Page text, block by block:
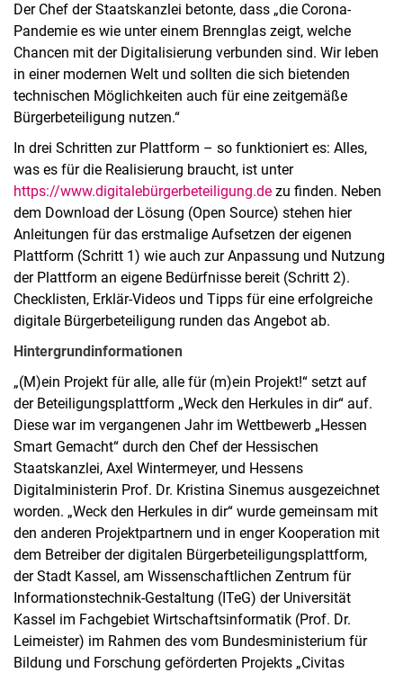
Der Chef der Staatskanzlei betonte, dass „die Corona-
Pandemie es wie unter einem Brennglas zeigt, welche
Chancen mit der Digitalisierung verbunden sind. Wir leben
in einer modernen Welt und sollten die sich bietenden
technischen Möglichkeiten auch für eine zeitgemäße
Bürgerbeteiligung nutzen.“
In drei Schritten zur Plattform – so funktioniert es: Alles,
was es für die Realisierung braucht, ist unter
https://www.digitalebürgerbeteiligung.de zu finden. Neben
dem Download der Lösung (Open Source) stehen hier
Anleitungen für das erstmalige Aufsetzen der eigenen
Plattform (Schritt 1) wie auch zur Anpassung und Nutzung
der Plattform an eigene Bedürfnisse bereit (Schritt 2).
Checklisten, Erklär-Videos und Tipps für eine erfolgreiche
digitale Bürgerbeteiligung runden das Angebot ab.
Hintergrundinformationen
„(M)ein Projekt für alle, alle für (m)ein Projekt!“ setzt auf
der Beteiligungsplattform „Weck den Herkules in dir“ auf.
Diese war im vergangenen Jahr im Wettbewerb „Hessen
Smart Gemacht“ durch den Chef der Hessischen
Staatskanzlei, Axel Wintermeyer, und Hessens
Digitalministerin Prof. Dr. Kristina Sinemus ausgezeichnet
worden. „Weck den Herkules in dir“ wurde gemeinsam mit
den anderen Projektpartnern und in enger Kooperation mit
dem Betreiber der digitalen Bürgerbeteiligungsplattform,
der Stadt Kassel, am Wissenschaftlichen Zentrum für
Informationstechnik-Gestaltung (ITeG) der Universität
Kassel im Fachgebiet Wirtschaftsinformatik (Prof. Dr.
Leimeister) im Rahmen des vom Bundesministerium für
Bildung und Forschung geförderten Projekts „Civitas